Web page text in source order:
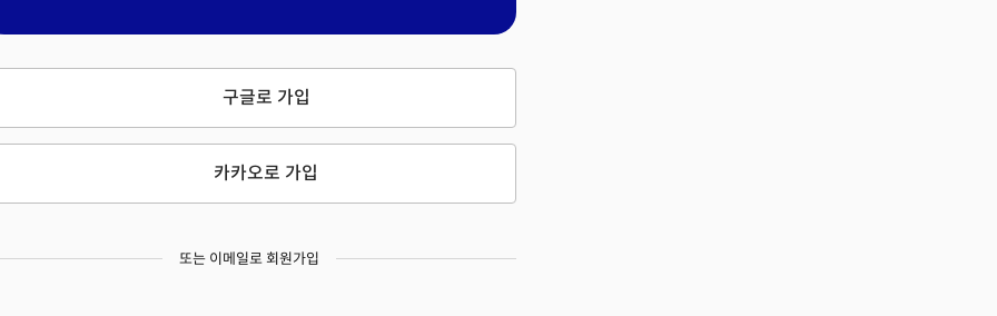
구글로 가입
카카오로 가입
또는 이메일로 회원가입